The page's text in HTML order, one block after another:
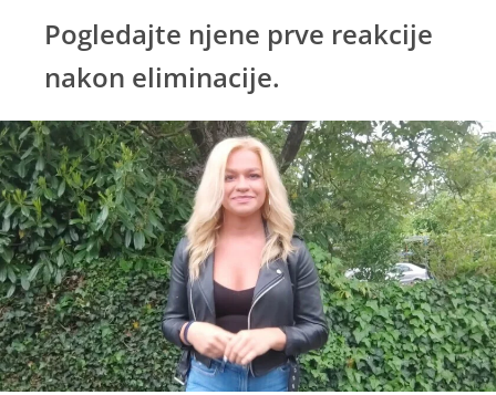
Pogledajte njene prve reakcije
nakon eliminacije.